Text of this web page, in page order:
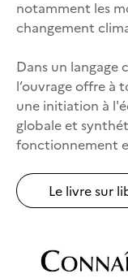
notamment les
changement
Dans un langage
l’ouvrage offre à
une initiation à
globale et
fonctionnement
Le livre sur